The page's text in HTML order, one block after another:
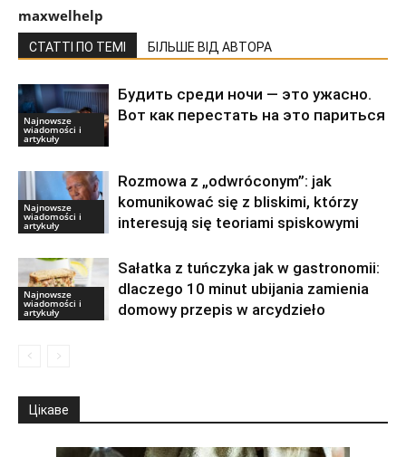
maxwelhelp
СТАТТІ ПО ТЕМІ БІЛЬШЕ ВІД АВТОРА
Najnowsze
wiadomości i
artykuły
Будить среди ночи — это ужасно.
Вот как перестать на это париться
Najnowsze
wiadomości i
artykuły
Rozmowa z „odwróconym”: jak
komunikować się z bliskimi, którzy
interesują się teoriami spiskowymi
Najnowsze
wiadomości i
artykuły
Sałatka z tuńczyka jak w gastronomii:
dlaczego 10 minut ubijania zamienia
domowy przepis w arcydzieło
Цікаве